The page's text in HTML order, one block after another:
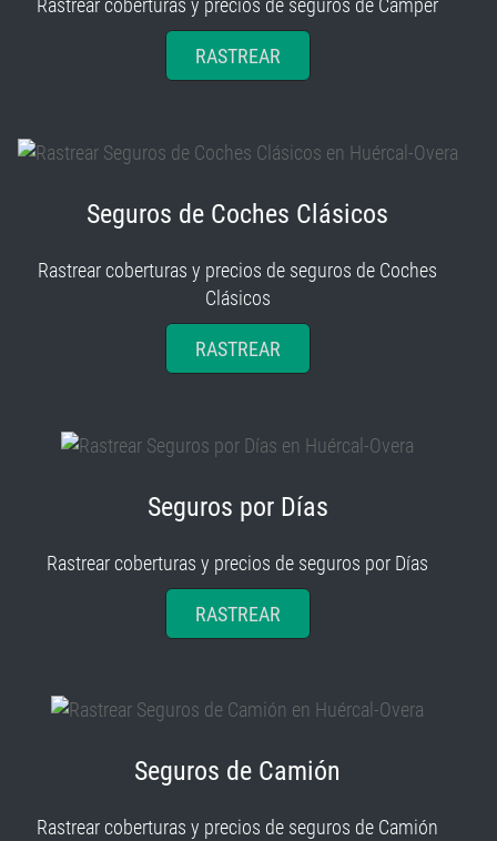
RASTREAR
Rastrear coberturas y precios de seguros de Coches
Clásicos
RASTREAR
Rastrear coberturas y precios de seguros por Días
RASTREAR
Rastrear coberturas y precios de seguros de Camión